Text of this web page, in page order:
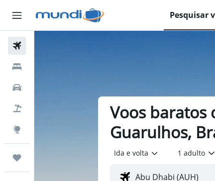
Pesquisar
Voos baratos
Guarulhos,
Ida e volta 1 adulto